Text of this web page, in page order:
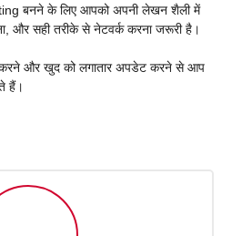
बनने के लिए आपको अपनी लेखन शैली में
और सही तरीके से नेटवर्क करना जरूरी है।
करने और खुद को लगातार अपडेट करने से आप
हैं।